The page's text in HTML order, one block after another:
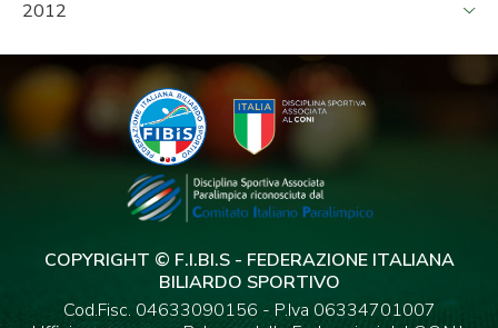
2012
COPYRIGHT © F.I.BI.S - FEDERAZIONE ITALIANA
BILIARDO SPORTIVO
Cod.Fisc. 04633090156 - P.Iva 06334701007